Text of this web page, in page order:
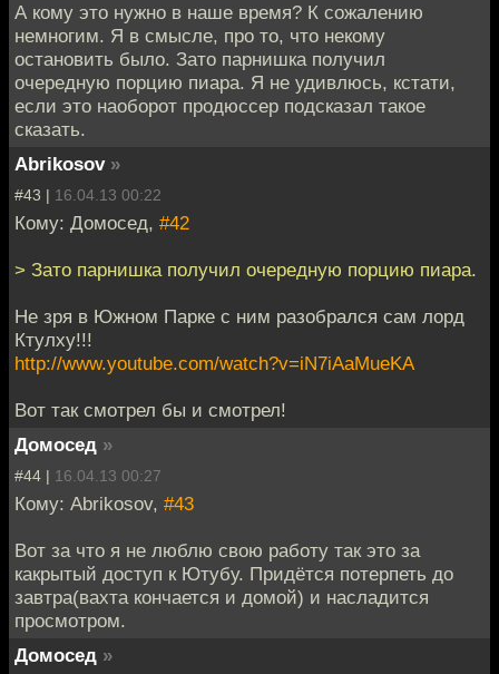
А кому это нужно в наше время? К сожалению
немногим. Я в смысле, про то, что некому
остановить было. Зато парнишка получил
очередную порцию пиара. Я не удивлюсь, кстати,
если это наоборот продюссер подсказал такое
сказать.
Abrikosov »
#43 | 16.04.13 00:22
Кому: Домосед, #42
> Зато парнишка получил очередную порцию пиара.
Не зря в Южном Парке с ним разобрался сам лорд
Ктулху!!!
http://www.youtube.com/watch?v=iN7iAaMueKA
Вот так смотрел бы и смотрел!
Домосед »
#44 | 16.04.13 00:27
Кому: Abrikosov, #43
Вот за что я не люблю свою работу так это за
какрытый доступ к Ютубу. Придётся потерпеть до
завтра(вахта кончается и домой) и насладится
просмотром.
Домосед »